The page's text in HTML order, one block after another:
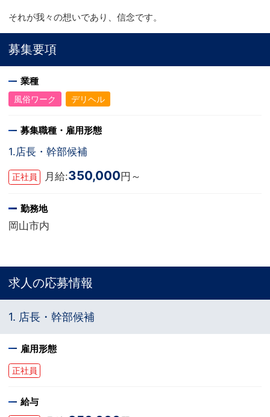
それが我々の想いであり、信念です。
募集要項
業種
風俗ワーク デリヘル
募集職種・雇用形態
1.店長・幹部候補
正社員 月給:350,000 円～
勤務地
岡山市内
求人の応募情報
1. 店長・幹部候補
雇用形態
正社員
給与